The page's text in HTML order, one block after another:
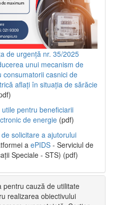
de urgență nr. 35/2025
unui mecanism de
consumatorii casnici de
aflați în situația de sărăcie
pentru beneficiarii
de energie (pdf)
solicitare a ajutorului
a ePIDS - Serviciul de
Speciale - STS) (pdf)
pentru cauză de utilitate
realizarea obiectivului